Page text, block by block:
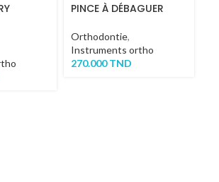
PINCE À DÉBAGUER
Orthodontie,
Instruments ortho
270.000TND